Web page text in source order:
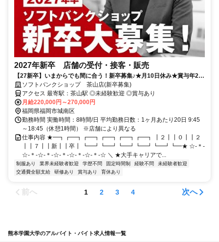
2027年新卒 店舗の受付・接客・販売
【27新卒】いまからでも間に合う！新卒募集♪★月10日休み★賞与年2
回！充実の研修制度でフォローもバッチリ◎
ソフトバンクショップ 茶山店(新卒募集)
アクセス 最寄駅：茶山駅 ◎未経験歓迎 ◎賞与あり
月給220,000円～270,000円
福岡県福岡市城南区
勤務時間 実働時間：8時間/日 平均勤務日数：1ヶ月あたり20日 9:45
～18:45（休憩1時間） ※店舗により異なる
仕事内容 ★━┓┏━┓┏━┓┏━┓┏━┓┏━┓ ┃２┃┃０┃┃２
┃┃７┃┃新┃┃卒┃ ┗━┛┗━┛┗━┛┗━┛┗━┛┗━★ ☆-＊-
☆-＊-☆-＊-☆-＊-☆-＊-☆-＊-☆ ＼ ★大手キャリアで...
制服あり 業界未経験者歓迎 学歴不問 固定時間制 経験不問
未経験者歓迎
交通費全額支給
研修あり 賞与あり 育休あり
前へ 1 2 3 4 次へ
熊本学園大学のアルバイト・バイト求人情報一覧